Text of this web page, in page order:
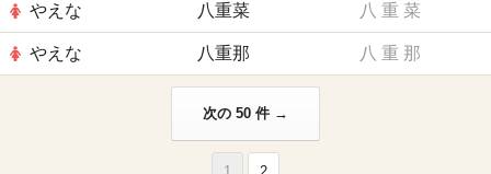
やえな 八重菜 八 重 菜
やえな 八重那 八 重 那
次の 50 件 →